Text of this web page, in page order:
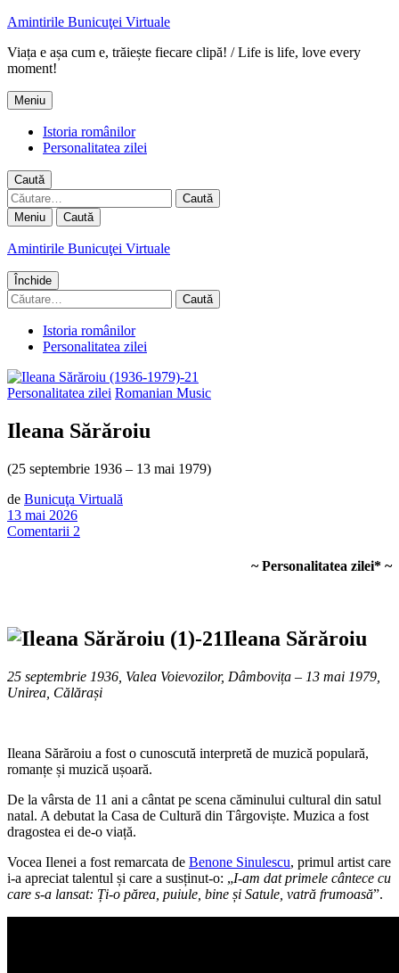
Amintirile Bunicuţei Virtuale
Viața e așa cum e, trăiește fiecare clipă! / Life is life, love every
moment!
Meniu
Istoria românilor
Personalitatea zilei
Caută
Caută
după:
Meniu Caută
Amintirile Bunicuţei Virtuale
Închide
Caută
după:
Istoria românilor
Personalitatea zilei
Personalitatea zilei Romanian Music
Ileana Sărăroiu
(25 septembrie 1936 – 13 mai 1979)
de Bunicuţa Virtuală
13 mai 2026
Comentarii 2
~ Personalitatea zilei* ~
Ileana Sărăroiu
25 septembrie 1936, Valea Voievozilor, Dâmbovița – 13 mai 1979,
Unirea, Călărași
Ileana Sărăroiu a fost o cunoscută interpretă de muzică populară,
romanțe și muzică ușoară.
De la vârsta de 11 ani a cântat pe scena căminului cultural din satul
natal. A debutat la Casa de Cultură din Târgoviște. Muzica a fost
dragostea ei de-o viață.
Vocea Ilenei a fost remarcata de Benone Sinulescu, primul artist care
i-a apreciat talentul și care a susținut-o: „I-am dat primele cântece cu
care s-a lansat: Ți-o părea, puiule, bine și Satule, vatră frumoasă”.